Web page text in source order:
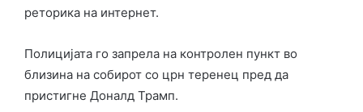
реторика на интернет.
Полицијата го запрела на контролен пункт во
близина на собирот со црн теренец пред да
пристигне Доналд Трамп.